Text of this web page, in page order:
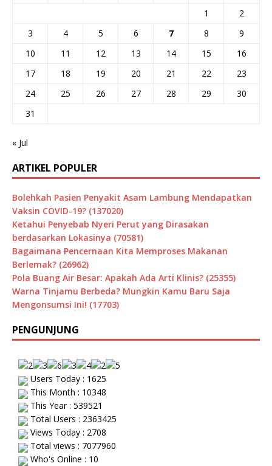
1
2
3
4 5 6 7 8
9
10
11 12 13 14 15
16
17
18 19 20 21 22
23
24
25 26 27 28 29
30
31
« Jul
ARTIKEL POPULER
Bolehkah Pasien Penyakit Asam Lambung Mendapatkan
Vaksin COVID-19? (137020)
Ketahui Penyebab Nyeri Perut yang Dirasakan
berdasarkan Lokasinya (70581)
Bagaimana Pencernaan Kita Memproses Makanan
Berlemak? (26962)
Pola Buang Air Besar: Apakah Ada Arti Klinis? (25355)
Warna Tinjamu Berbeda? Mungkin Kamu Baru Saja
Mengonsumsi Ini! (17703)
PENGUNJUNG
Users Today : 1625
This Month : 10348
This Year : 539521
Total Users : 2363425
Views Today : 2708
Total views : 7077960
Who's Online : 10